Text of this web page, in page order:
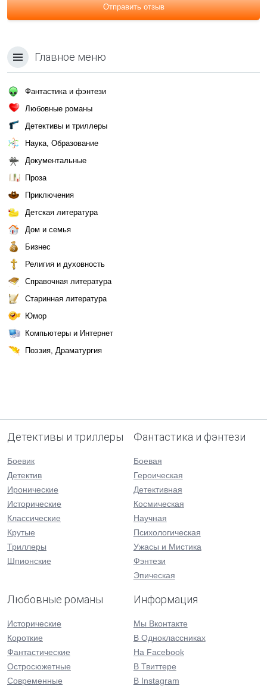
Отправить отзыв
Главное меню
Фантастика и фэнтези
Любовные романы
Детективы и триллеры
Наука, Образование
Документальные
Проза
Приключения
Детская литература
Дом и семья
Бизнес
Религия и духовность
Справочная литература
Старинная литература
Юмор
Компьютеры и Интернет
Поэзия, Драматургия
Детективы и триллеры
Боевик
Детектив
Иронические
Исторические
Классические
Крутые
Триллеры
Шпионские
Фантастика и фэнтези
Боевая
Героическая
Детективная
Космическая
Научная
Психологическая
Ужасы и Мистика
Фэнтези
Эпическая
Любовные романы
Исторические
Короткие
Фантастические
Остросюжетные
Современные
Информация
Мы Вконтакте
В Одноклассниках
На Facebook
В Твиттере
В Instagram